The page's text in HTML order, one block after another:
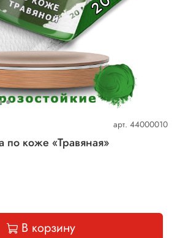
арт. 44000010
по коже «Травяная»
В корзину